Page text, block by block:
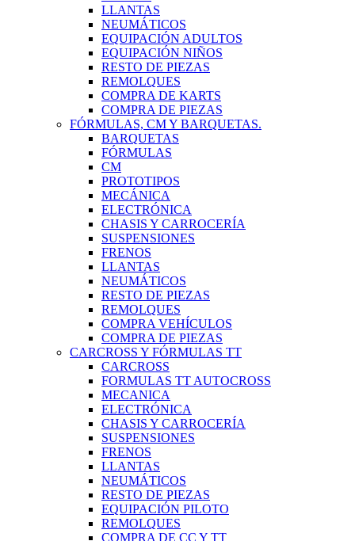
LLANTAS
NEUMÁTICOS
EQUIPACIÓN ADULTOS
EQUIPACIÓN NIÑOS
RESTO DE PIEZAS
REMOLQUES
COMPRA DE KARTS
COMPRA DE PIEZAS
FÓRMULAS, CM Y BARQUETAS.
BARQUETAS
FÓRMULAS
CM
PROTOTIPOS
MECÁNICA
ELECTRÓNICA
CHASIS Y CARROCERÍA
SUSPENSIONES
FRENOS
LLANTAS
NEUMÁTICOS
RESTO DE PIEZAS
REMOLQUES
COMPRA VEHÍCULOS
COMPRA DE PIEZAS
CARCROSS Y FÓRMULAS TT
CARCROSS
FORMULAS TT AUTOCROSS
MECANICA
ELECTRÓNICA
CHASIS Y CARROCERÍA
SUSPENSIONES
FRENOS
LLANTAS
NEUMÁTICOS
RESTO DE PIEZAS
EQUIPACIÓN PILOTO
REMOLQUES
COMPRA DE CC Y TT